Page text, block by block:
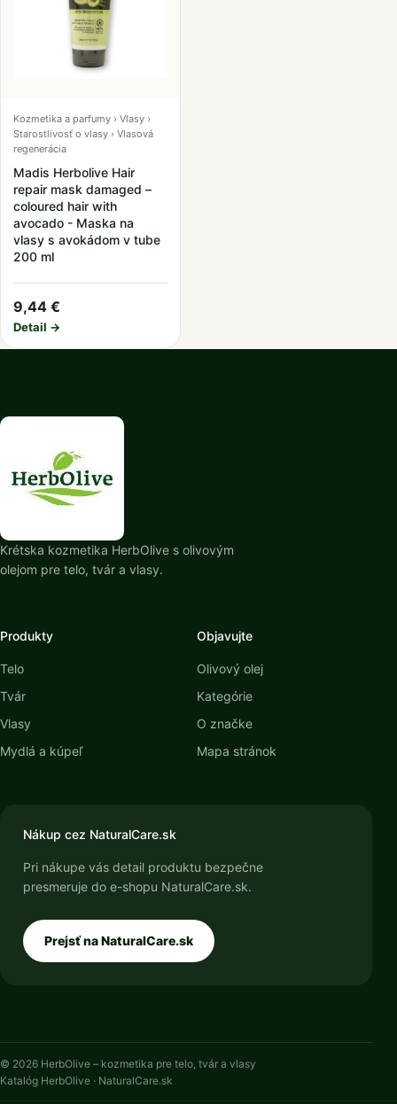
Kozmetika a parfumy › Vlasy ›
Starostlivosť o vlasy › Vlasová
regenerácia
Madis Herbolive Hair
repair mask damaged –
coloured hair with
avocado - Maska na
vlasy s avokádom v tube
200 ml
9,44 €
Detail →
Krétska kozmetika HerbOlive s olivovým
olejom pre telo, tvár a vlasy.
Produkty
Telo
Tvár
Vlasy
Mydlá a kúpeľ
Objavujte
Olivový olej
Kategórie
O značke
Mapa stránok
Nákup cez NaturalCare.sk
Pri nákupe vás detail produktu bezpečne
presmeruje do e-shopu NaturalCare.sk.
Prejsť na NaturalCare.sk
© 2026 HerbOlive – kozmetika pre telo, tvár a vlasy
Katalóg HerbOlive · NaturalCare.sk